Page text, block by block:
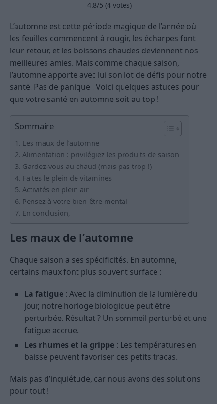
4.8/5 (4 votes)
L’automne est cette période magique de l’année où
les feuilles commencent à rougir, les écharpes font
leur retour, et les boissons chaudes deviennent nos
meilleures amies. Mais comme chaque saison,
l’automne apporte avec lui son lot de défis pour notre
santé. Pas de panique ! Voici quelques astuces pour
que votre santé en automne soit au top !
Sommaire
Les maux de l’automne
Alimentation : privilégiez les produits de saison
Gardez-vous au chaud (mais pas trop !)
Faites le plein de vitamines
Activités en plein air
Pensez à votre bien-être mental
En conclusion,
Les maux de l’automne
Chaque saison a ses spécificités. En automne,
certains maux font plus souvent surface :
La fatigue : Avec la diminution de la lumière du
jour, notre horloge biologique peut être
perturbée. Résultat ? Un sommeil perturbé et une
fatigue accrue.
Les rhumes et la grippe : Les températures en
baisse peuvent favoriser ces petits tracas.
Mais pas d’inquiétude, car nous avons des solutions
pour tout !